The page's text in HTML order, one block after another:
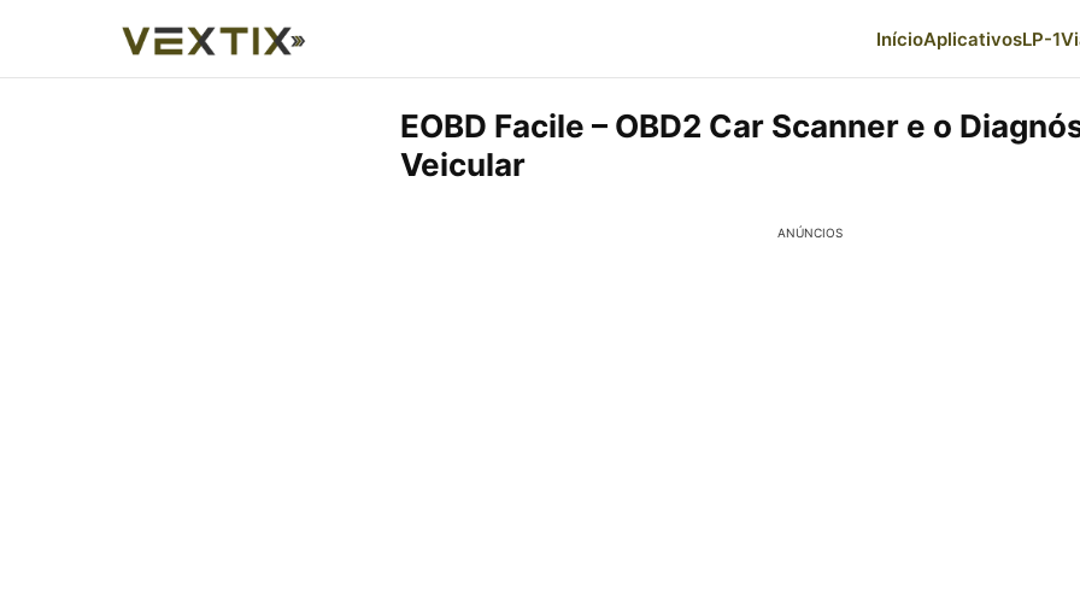
InícioAplicativosLP-1
EOBD Facile – OBD2 Car Scanner e o
Veicular
ANÚNCIOS